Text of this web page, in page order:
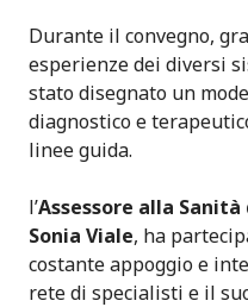
Durante il convegno,
esperienze dei diversi
stato disegnato un
diagnostico e
linee guida.
l’Assessore alla
Sonia Viale, ha
costante appoggio e
rete di specialisti e il